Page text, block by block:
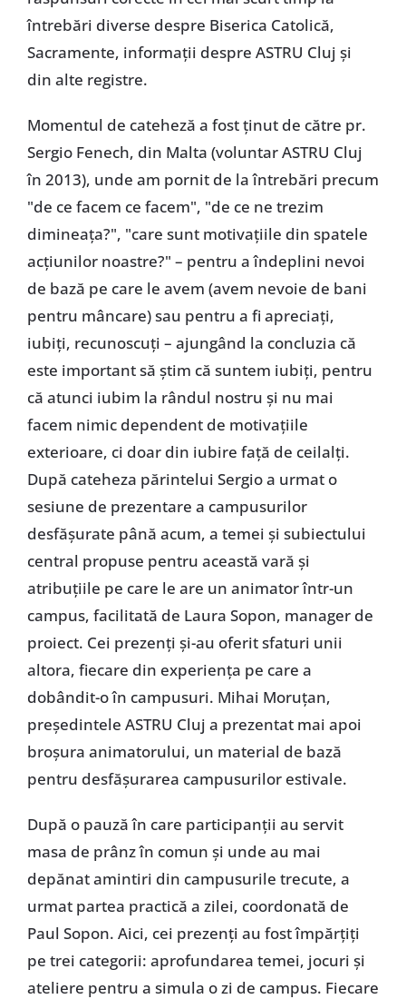
întrebări diverse despre Biserica Catolică,
Sacramente, informații despre ASTRU Cluj și
din alte registre.
Momentul de cateheză a fost ținut de către pr.
Sergio Fenech, din Malta (voluntar ASTRU Cluj
în 2013), unde am pornit de la întrebări precum
"de ce facem ce facem", "de ce ne trezim
dimineața?", "care sunt motivațiile din spatele
acțiunilor noastre?" – pentru a îndeplini nevoi
de bază pe care le avem (avem nevoie de bani
pentru mâncare) sau pentru a fi apreciați,
iubiți, recunoscuți – ajungând la concluzia că
este important să știm că suntem iubiți, pentru
că atunci iubim la rândul nostru și nu mai
facem nimic dependent de motivațiile
exterioare, ci doar din iubire față de ceilalți.
După cateheza părintelui Sergio a urmat o
sesiune de prezentare a campusurilor
desfășurate până acum, a temei și subiectului
central propuse pentru această vară și
atribuțiile pe care le are un animator într-un
campus, facilitată de Laura Sopon, manager de
proiect. Cei prezenți și-au oferit sfaturi unii
altora, fiecare din experiența pe care a
dobândit-o în campusuri. Mihai Moruțan,
președintele ASTRU Cluj a prezentat mai apoi
broșura animatorului, un material de bază
pentru desfășurarea campusurilor estivale.
După o pauză în care participanții au servit
masa de prânz în comun și unde au mai
depănat amintiri din campusurile trecute, a
urmat partea practică a zilei, coordonată de
Paul Sopon. Aici, cei prezenți au fost împărțiți
pe trei categorii: aprofundarea temei, jocuri și
ateliere pentru a simula o zi de campus. Fiecare